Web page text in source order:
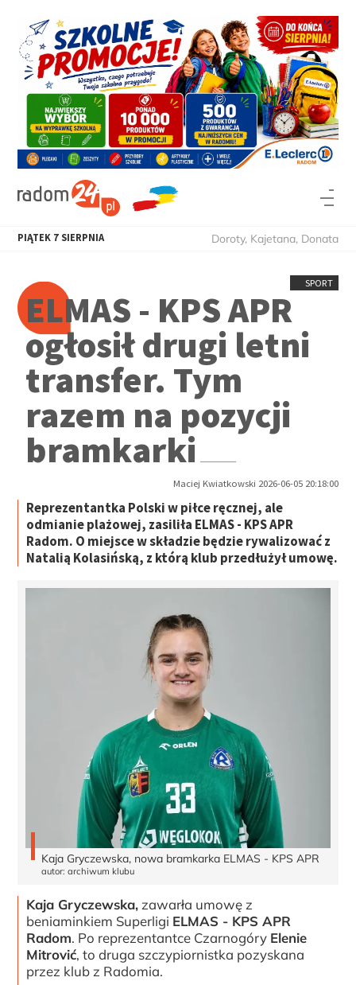
PIĄTEK 7 SIERPNIA Doroty, Kajetana, Donata
SPORT
ELMAS - KPS APR
ogłosił drugi letni
transfer. Tym
razem na pozycji
bramkarki
Maciej Kwiatkowski 2026-06-05 20:18:00
Reprezentantka Polski w piłce ręcznej, ale
odmianie plażowej, zasiliła ELMAS - KPS APR
Radom. O miejsce w składzie będzie rywalizować z
Natalią Kolasińską, z którą klub przedłużył umowę.
Kaja Gryczewska, nowa bramkarka ELMAS - KPS APR
autor: archiwum klubu
Kaja Gryczewska, zawarła umowę z
beniaminkiem Superligi ELMAS - KPS APR
Radom. Po reprezentantce Czarnogóry Elenie
Mitrović, to druga szczypiornistka pozyskana
przez klub z Radomia.